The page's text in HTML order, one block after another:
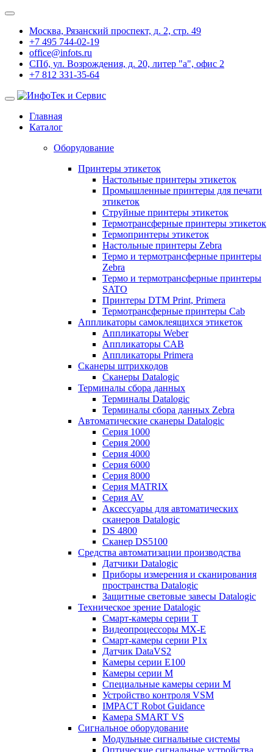
Москва, Рязанский проспект, д. 2, стр. 49
+7 495 744-02-19
office@infots.ru
СПб, ул. Возрождения, д. 20, литер "a", офис 2
+7 812 331-35-64
Главная
Каталог
Оборудование
Принтеры этикеток
Настольные принтеры этикеток
Промышленные принтеры для печати
этикеток
Струйные принтеры этикеток
Термотрансферные принтеры этикеток
Термопринтеры этикеток
Настольные принтеры Zebra
Термо и термотрансферные принтеры
Zebra
Термо и термотрансферные принтеры
SATO
Принтеры DTM Print, Primera
Термотрансферные принтеры Cab
Аппликаторы самоклеящихся этикеток
Аппликаторы Weber
Аппликаторы CAB
Аппликаторы Primera
Сканеры штрихкодов
Сканеры Datalogic
Терминалы сбора данных
Терминалы Datalogic
Терминалы сбора данных Zebra
Автоматические сканеры Datalogic
Серия 1000
Серия 2000
Серия 4000
Серия 6000
Серия 8000
Серия MATRIX
Серия AV
Аксессуары для автоматических
сканеров Datalogic
DS 4800
Сканер DS5100
Средства автоматизации производства
Датчики Datalogic
Приборы измерения и сканирования
пространства Datalogic
Защитные световые завесы Datalogic
Техническое зрение Datalogic
Смарт-камеры серии T
Видеопроцессоры MX-E
Смарт-камеры серии P1x
Датчик DataVS2
Камеры серии E100
Камеры серии M
Специальные камеры серии M
Устройство контроля VSM
IMPACT Robot Guidance
Камера SMART VS
Cигнальное оборудование
Модульные сигнальные системы
Оптические сигнальные устройства